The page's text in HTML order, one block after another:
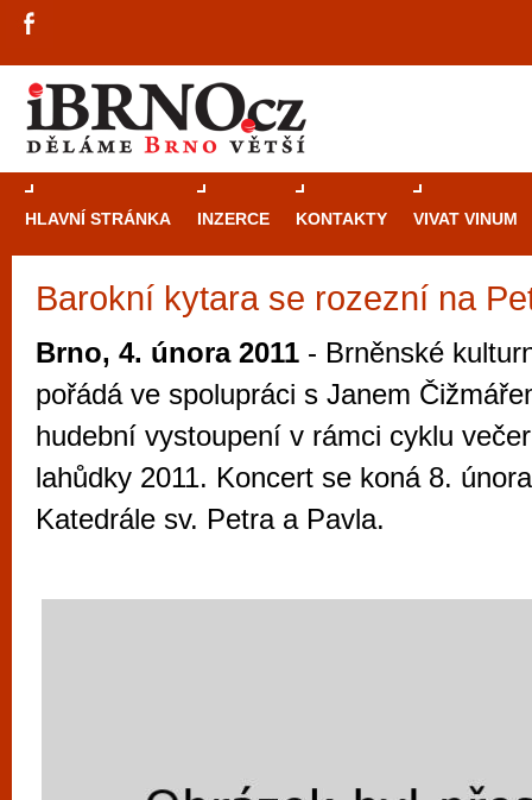
HLAVNÍ STRÁNKA INZERCE KONTAKTY VIVAT VINUM
Barokní kytara se rozezní na
Brno, 4. února 2011 - Brněnské
pořádá ve spolupráci s Janem
hudební vystoupení v rámci cyklu
lahůdky 2011. Koncert se koná 8.
Katedrále sv. Petra a Pavla.
Průvodce
Brně: Od
automaty
Brno je
zajímavé
restaurace,
Mimo jiné je ale také místem, kde si